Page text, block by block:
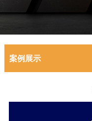
案例展示